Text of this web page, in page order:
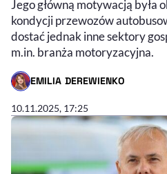
Jego główną motywacją była
kondycji przewozów
dostać jednak inne sektory
m.in. branża motoryzacyjna.
EMILIA DEREWIENKO
- AUTOR ARTYKUŁU - PROFIL
10.11.2025, 17:25